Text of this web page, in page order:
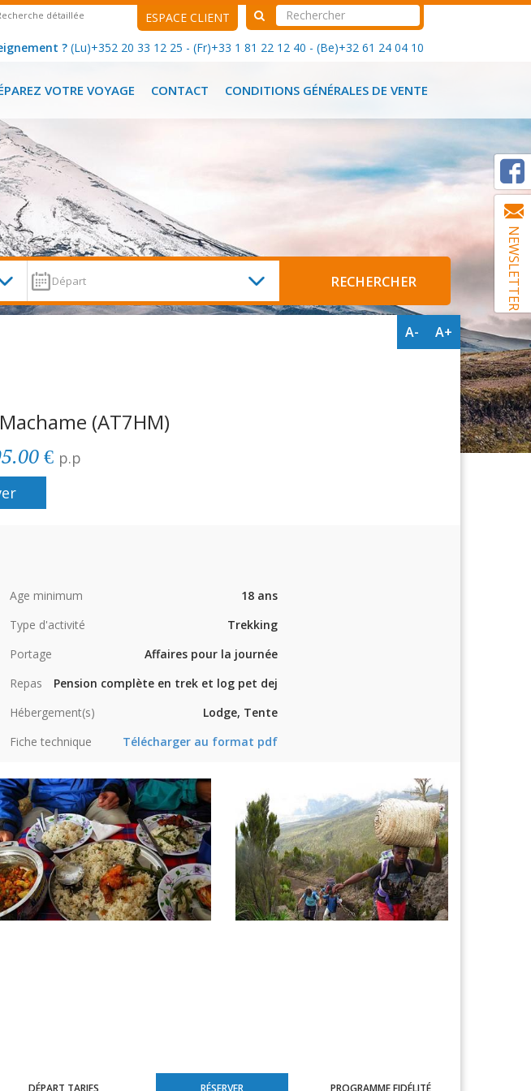
détaillée
ESPACE CLIENT
? (Lu)+352 20 33 12 25 - (Fr)+33 1 81 22 12 40 - (Be)+32 61 24 04 10
VOTRE VOYAGE CONTACT CONDITIONS GÉNÉRALES DE VENTE
NEWSLETTER
A- A+
(AT7HM)
€ p.p
Age minimum
18 ans
Type d'activité
Trekking
Portage
Affaires pour la journée
Repas
Pension complète en trek et log pet dej
Hébergement(s)
Lodge, Tente
Fiche technique
Télécharger au format pdf
DÉPART TARIFS RÉSERVER PROGRAMME FIDÉLITÉ